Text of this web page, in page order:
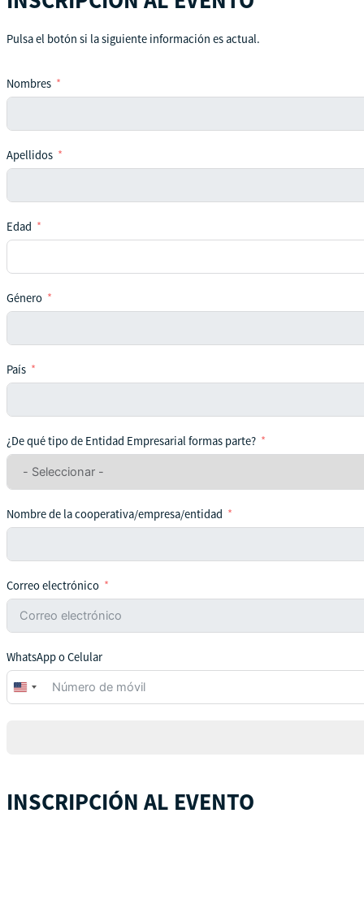
Pulsa el botón si la siguiente información es actual.
Nombres
Apellidos
Edad
Género
País
¿De qué tipo de Entidad Empresarial formas parte?
Nombre de la cooperativa/empresa/entidad
Correo electrónico
WhatsApp o Celular
United
States
INSCRIPCIÓN AL EVENTO